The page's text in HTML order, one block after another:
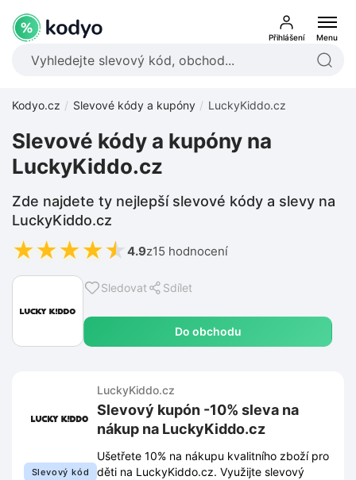
Přihlášení Menu
Kodyo.cz Slevové kódy a kupóny LuckyKiddo.cz
Sledovat Sdílet
Do obchodu
Slevové kódy a kupóny na
LuckyKiddo.cz
Zde najdete ty nejlepší slevové kódy a slevy na
LuckyKiddo.cz
★★★★★ 4.9z15 hodnocení
Slevový kód
LuckyKiddo.cz
Slevový kupón -10% sleva na
nákup na LuckyKiddo.cz
Ušetřete 10% na nákupu kvalitního zboží pro
děti na LuckyKiddo.cz. Využijte slevový